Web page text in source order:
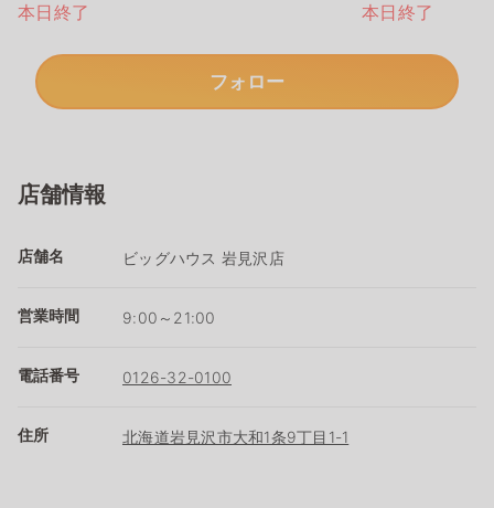
本日終了
本日終了
フォロー
店舗情報
店舗名 ビッグハウス 岩見沢店
営業時間 9:00～21:00
電話番号 0126-32-0100
住所 北海道岩見沢市大和1条9丁目1-1